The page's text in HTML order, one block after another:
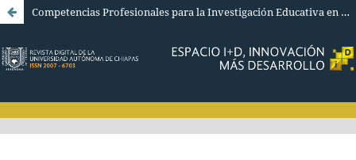
Competencias Profesionales para la Investigación Educativa en México